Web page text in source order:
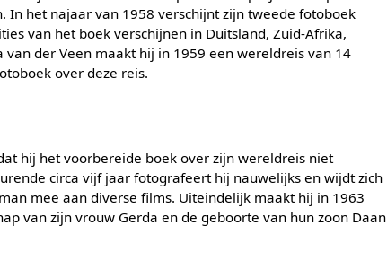
het najaar van 1958 verschijnt zijn tweede fotoboek
van het boek verschijnen in Duitsland, Zuid-Afrika,
der Veen maakt hij in 1959 een wereldreis van 14
over deze reis.
hij het voorbereide boek over zijn wereldreis niet
circa vijf jaar fotografeert hij nauwelijks en wijdt zich
mee aan diverse films. Uiteindelijk maakt hij in 1963
van zijn vrouw Gerda en de geboorte van hun zoon Daan